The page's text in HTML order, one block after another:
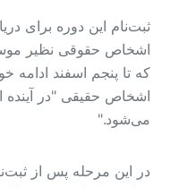
ثبت‌نام این دوره برای
اشخاص حقوقی نظیر
که تا پنجم اسفند
اشخاص حقیقی "در آینده
می‌شود."
در این مرحله پس از